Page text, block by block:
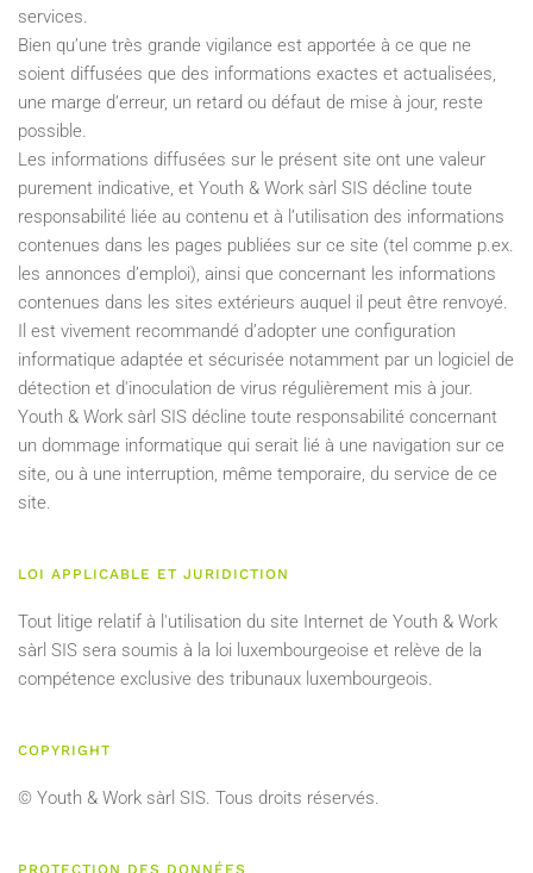
services.
Bien qu’une très grande vigilance est apportée à ce que ne
soient diffusées que des informations exactes et actualisées,
une marge d’erreur, un retard ou défaut de mise à jour, reste
possible.
Les informations diffusées sur le présent site ont une valeur
purement indicative, et Youth & Work sàrl SIS décline toute
responsabilité liée au contenu et à l’utilisation des informations
contenues dans les pages publiées sur ce site (tel comme p.ex.
les annonces d’emploi), ainsi que concernant les informations
contenues dans les sites extérieurs auquel il peut être renvoyé.
Il est vivement recommandé d’adopter une configuration
informatique adaptée et sécurisée notamment par un logiciel de
détection et d'inoculation de virus régulièrement mis à jour.
Youth & Work sàrl SIS décline toute responsabilité concernant
un dommage informatique qui serait lié à une navigation sur ce
site, ou à une interruption, même temporaire, du service de ce
site.
LOI APPLICABLE ET JURIDICTION
Tout litige relatif à l'utilisation du site Internet de Youth & Work
sàrl SIS sera soumis à la loi luxembourgeoise et relève de la
compétence exclusive des tribunaux luxembourgeois.
COPYRIGHT
© Youth & Work sàrl SIS. Tous droits réservés.
PROTECTION DES DONNÉES